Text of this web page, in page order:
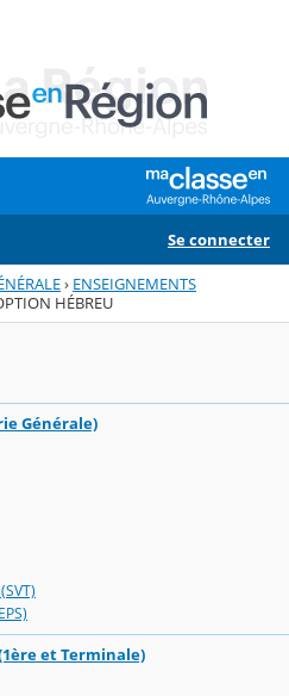
Se connecter
› ENSEIGNEMENTS
HÉBREU
Générale)
(1ère et Terminale)